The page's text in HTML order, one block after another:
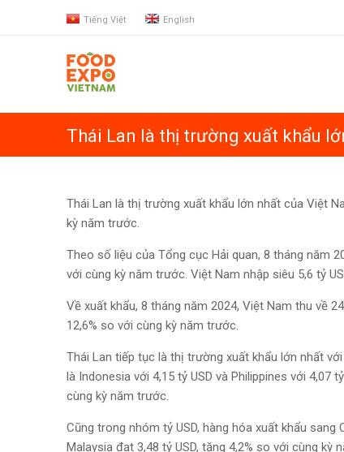
Tiếng Việt English
Thái Lan là thị trường xuất khẩu
Thái Lan là thị trường xuất khẩu lớn nhất của Việt
kỳ năm trước.
Theo số liệu của Tổng cục Hải quan, 8 tháng năm
với cùng kỳ năm trước. Việt Nam nhập siêu 5,6 tỷ
Về xuất khẩu, 8 tháng năm 2024, Việt Nam thu về
12,6% so với cùng kỳ năm trước.
Thái Lan tiếp tục là thị trường xuất khẩu lớn nhất
là Indonesia với 4,15 tỷ USD và Philippines với 4,07
cùng kỳ năm trước.
Cũng trong nhóm tỷ USD, hàng hóa xuất khẩu
Malaysia đạt 3,48 tỷ USD, tăng 4,2% so với cùng kỳ